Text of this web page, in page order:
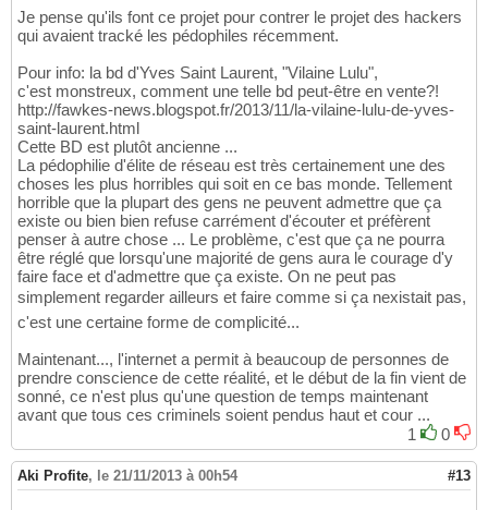
Je pense qu'ils font ce projet pour contrer le projet des hackers
qui avaient tracké les pédophiles récemment.
Pour info: la bd d'Yves Saint Laurent, "Vilaine Lulu",
c'est monstreux, comment une telle bd peut-être en vente?!
http://fawkes-news.blogspot.fr/2013/11/la-vilaine-lulu-de-yves-
saint-laurent.html
Cette BD est plutôt ancienne ...
La pédophilie d'élite de réseau est très certainement une des
choses les plus horribles qui soit en ce bas monde. Tellement
horrible que la plupart des gens ne peuvent admettre que ça
existe ou bien bien refuse carrément d'écouter et préfèrent
penser à autre chose ... Le problème, c'est que ça ne pourra
être réglé que lorsqu'une majorité de gens aura le courage d'y
faire face et d'admettre que ça existe. On ne peut pas
simplement regarder ailleurs et faire comme si ça nexistait pas,
c'est une certaine forme de complicité...
Maintenant..., l'internet a permit à beaucoup de personnes de
prendre conscience de cette réalité, et le début de la fin vient de
sonné, ce n'est plus qu'une question de temps maintenant
avant que tous ces criminels soient pendus haut et cour ...
1
0
Aki Profite, le 21/11/2013 à 00h54 #13